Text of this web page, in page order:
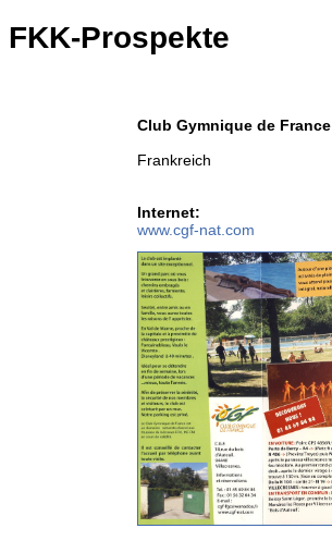
FKK-Prospekte
Club Gymnique de France
Frankreich
Internet:
www.cgf-nat.com